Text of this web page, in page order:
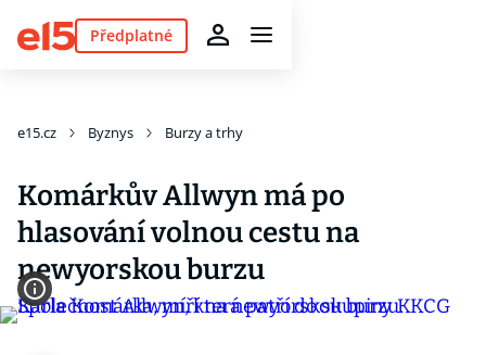
Předplatné
e15.cz Byznys Burzy a trhy
Komárkův Allwyn má po
hlasování volnou cestu na
newyorskou burzu